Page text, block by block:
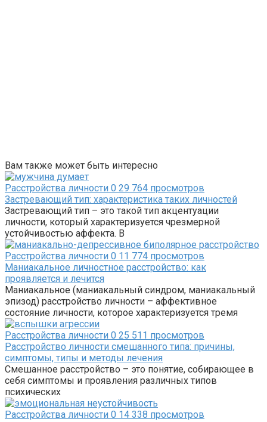
Вам также может быть интересно
Расстройства личности 0 29 764 просмотров
Застревающий тип: характеристика таких личностей
Застревающий тип – это такой тип акцентуации
личности, который характеризуется чрезмерной
устойчивостью аффекта. В
Расстройства личности 0 11 774 просмотров
Маниакальное личностное расстройство: как
проявляется и лечится
Маниакальное (маниакальный синдром, маниакальный
эпизод) расстройство личности – аффективное
состояние личности, которое характеризуется тремя
Расстройства личности 0 25 511 просмотров
Расстройство личности смешанного типа: причины,
симптомы, типы и методы лечения
Смешанное расстройство – это понятие, собирающее в
себя симптомы и проявления различных типов
психических
Расстройства личности 0 14 338 просмотров